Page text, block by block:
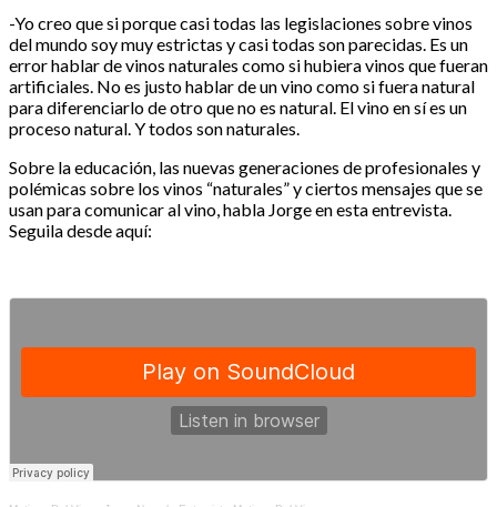
-Yo creo que si porque casi todas las legislaciones sobre vinos
del mundo soy muy estrictas y casi todas son parecidas. Es un
error hablar de vinos naturales como si hubiera vinos que fueran
artificiales. No es justo hablar de un vino como si fuera natural
para diferenciarlo de otro que no es natural. El vino en sí es un
proceso natural. Y todos son naturales.
Sobre la educación, las nuevas generaciones de profesionales y
polémicas sobre los vinos “naturales” y ciertos mensajes que se
usan para comunicar al vino, habla Jorge en esta entrevista.
Seguila desde aquí: